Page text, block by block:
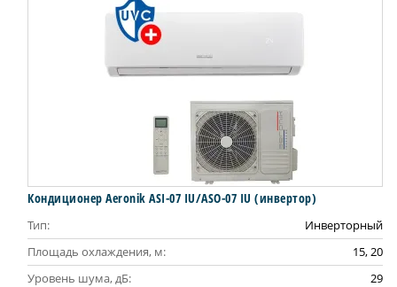
Кондиционер Aeronik ASI-07 IU/ASO-07 IU (инвертoр)
Тип:
Инверторный
Площадь охлаждения, м:
15, 20
Уровень шума, дБ:
29